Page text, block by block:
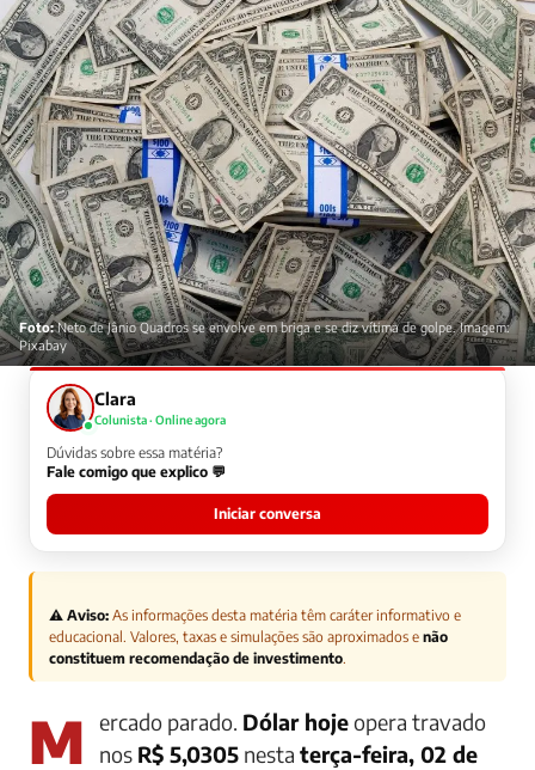
Foto:Neto de Jânio Quadros se envolve em briga e se diz vítima de golpe. Imagem:
Pixabay
Clara
Colunista · Online agora
Dúvidas sobre essa matéria?
Fale comigo que explico 💬
Iniciar conversa
⚠️ Aviso: As informações desta matéria têm caráter informativo e
educacional. Valores, taxas e simulações são aproximados e não
constituem recomendação de investimento.
Mercado parado. Dólar hojeopera travado
nos R$ 5,0305 nesta terça-feira, 02 de